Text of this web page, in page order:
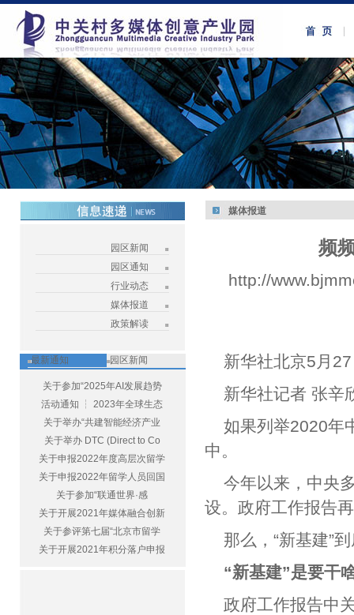
园区新闻
园区通知
行业动态
媒体报道
政策解读
最新通知 园区新闻
关于参加“2025年AI发展趋势
活动通知 ┆ 2023年全球生态
关于举办“共建智能经济产业
关于举办 DTC (Direct to Co
关于申报2022年度高层次留学
关于申报2022年留学人员回国
关于参加“联通世界·感
关于开展2021年媒体融合创新
关于参评第七届“北京市留学
关于开展2021年积分落户申报
媒体报道
频
http://
新华社北京5月27
新华社记者 张辛
如果列举2020年
中。
今年以来，中央
设。政府工作报告
那么，“新基建”
“新基建”是要干
政府工作报告中